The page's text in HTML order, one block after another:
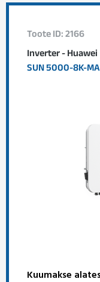
Toote ID: 2166
Inverter - Huawei
SUN 5000-8K-
Kuumakse